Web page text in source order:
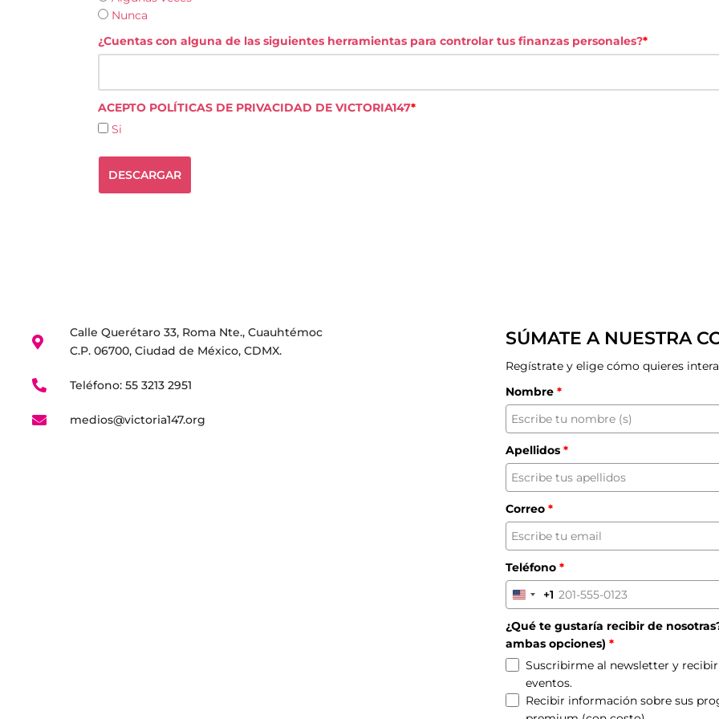
Nunca
¿Cuentas con alguna de las siguientes herramientas para controlar tus finanzas personales?*
ACEPTO POLÍTICAS DE PRIVACIDAD DE VICTORIA147*
Si
DESCARGAR
Calle Querétaro 33, Roma Nte., Cuauhtémoc
C.P. 06700, Ciudad de México, CDMX.
Teléfono: 55 3213 2951
medios@victoria147.org
SÚMATE A NUESTRA
Regístrate y elige cómo quieres
Nombre *
Apellidos *
Correo *
Teléfono *
United
+1
+1
¿Qué te gustaría recibir de
ambas opciones) *
Suscribirme al newsletter y
eventos.
Recibir información sobre sus